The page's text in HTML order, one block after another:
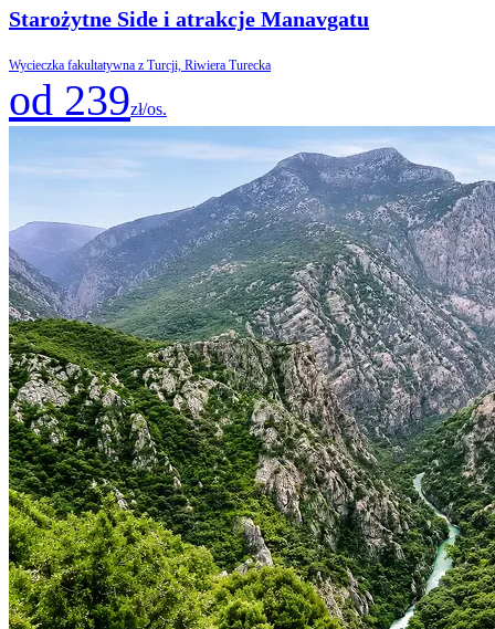
Starożytne Side i atrakcje Manavgatu
Wycieczka fakultatywna z Turcji, Riwiera Turecka
od 239zł/os.